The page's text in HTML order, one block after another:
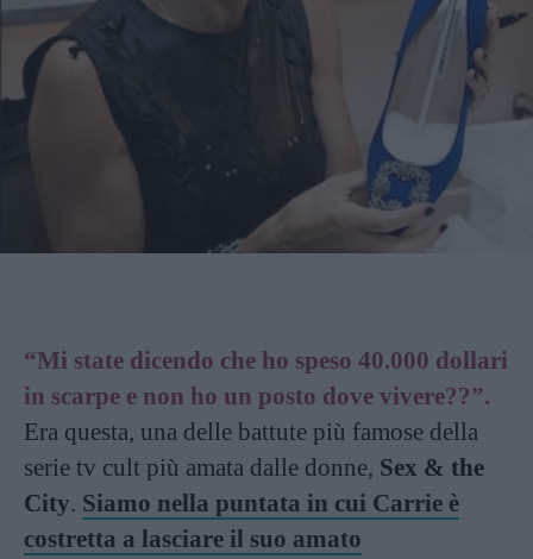
“Mi state dicendo che ho speso 40.000 dollari
in scarpe e non ho un posto dove vivere??”.
Era questa, una delle battute più famose della
serie tv cult più amata dalle donne, Sex & the
City. Siamo nella puntata in cui Carrie è
costretta a lasciare il suo amato